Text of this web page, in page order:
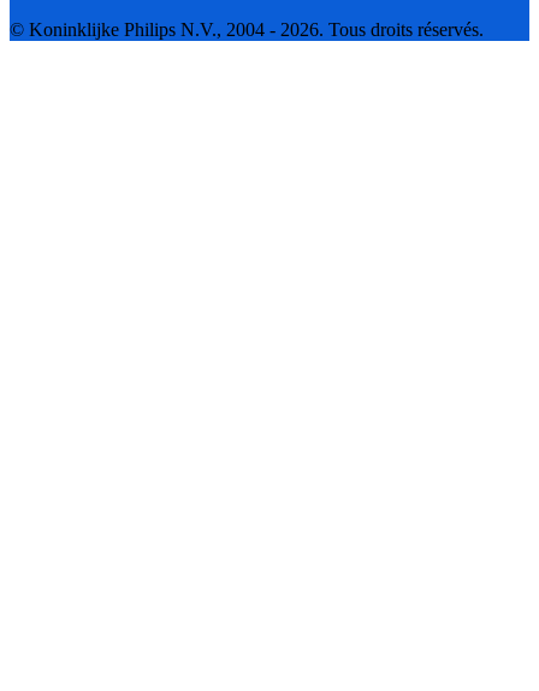
© Koninklijke Philips N.V., 2004 - 2026. Tous droits réservés.